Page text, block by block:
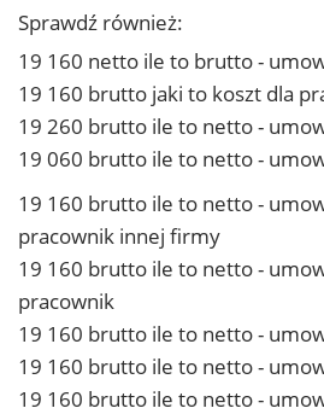
Sprawdź również:
19 160 netto ile to brutto -
19 160 brutto jaki to koszt dla
19 260 brutto ile to netto -
19 060 brutto ile to netto -
19 160 brutto ile to netto -
pracownik innej firmy
19 160 brutto ile to netto -
pracownik
19 160 brutto ile to netto -
19 160 brutto ile to netto -
19 160 brutto ile to netto -